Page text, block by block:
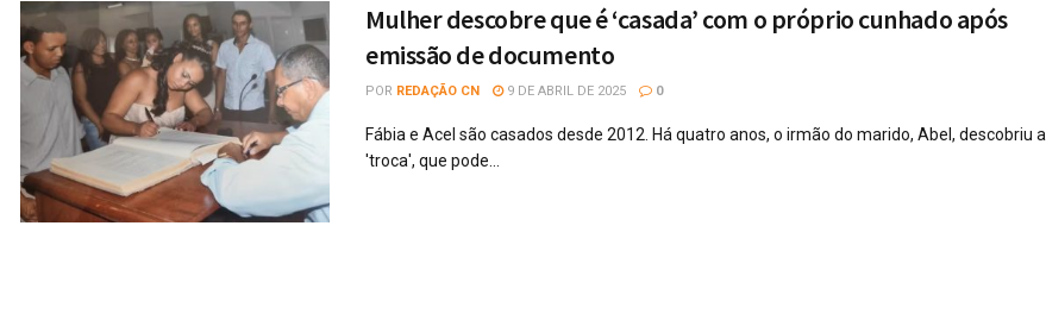
Mulher descobre que é ‘casada’ com o próprio cunhado após
emissão de documento
POR REDAÇÃO CN 9 DE ABRIL DE 2025 0
Fábia e Acel são casados desde 2012. Há quatro anos, o irmão do marido, Abel, descobriu a
'troca', que pode...